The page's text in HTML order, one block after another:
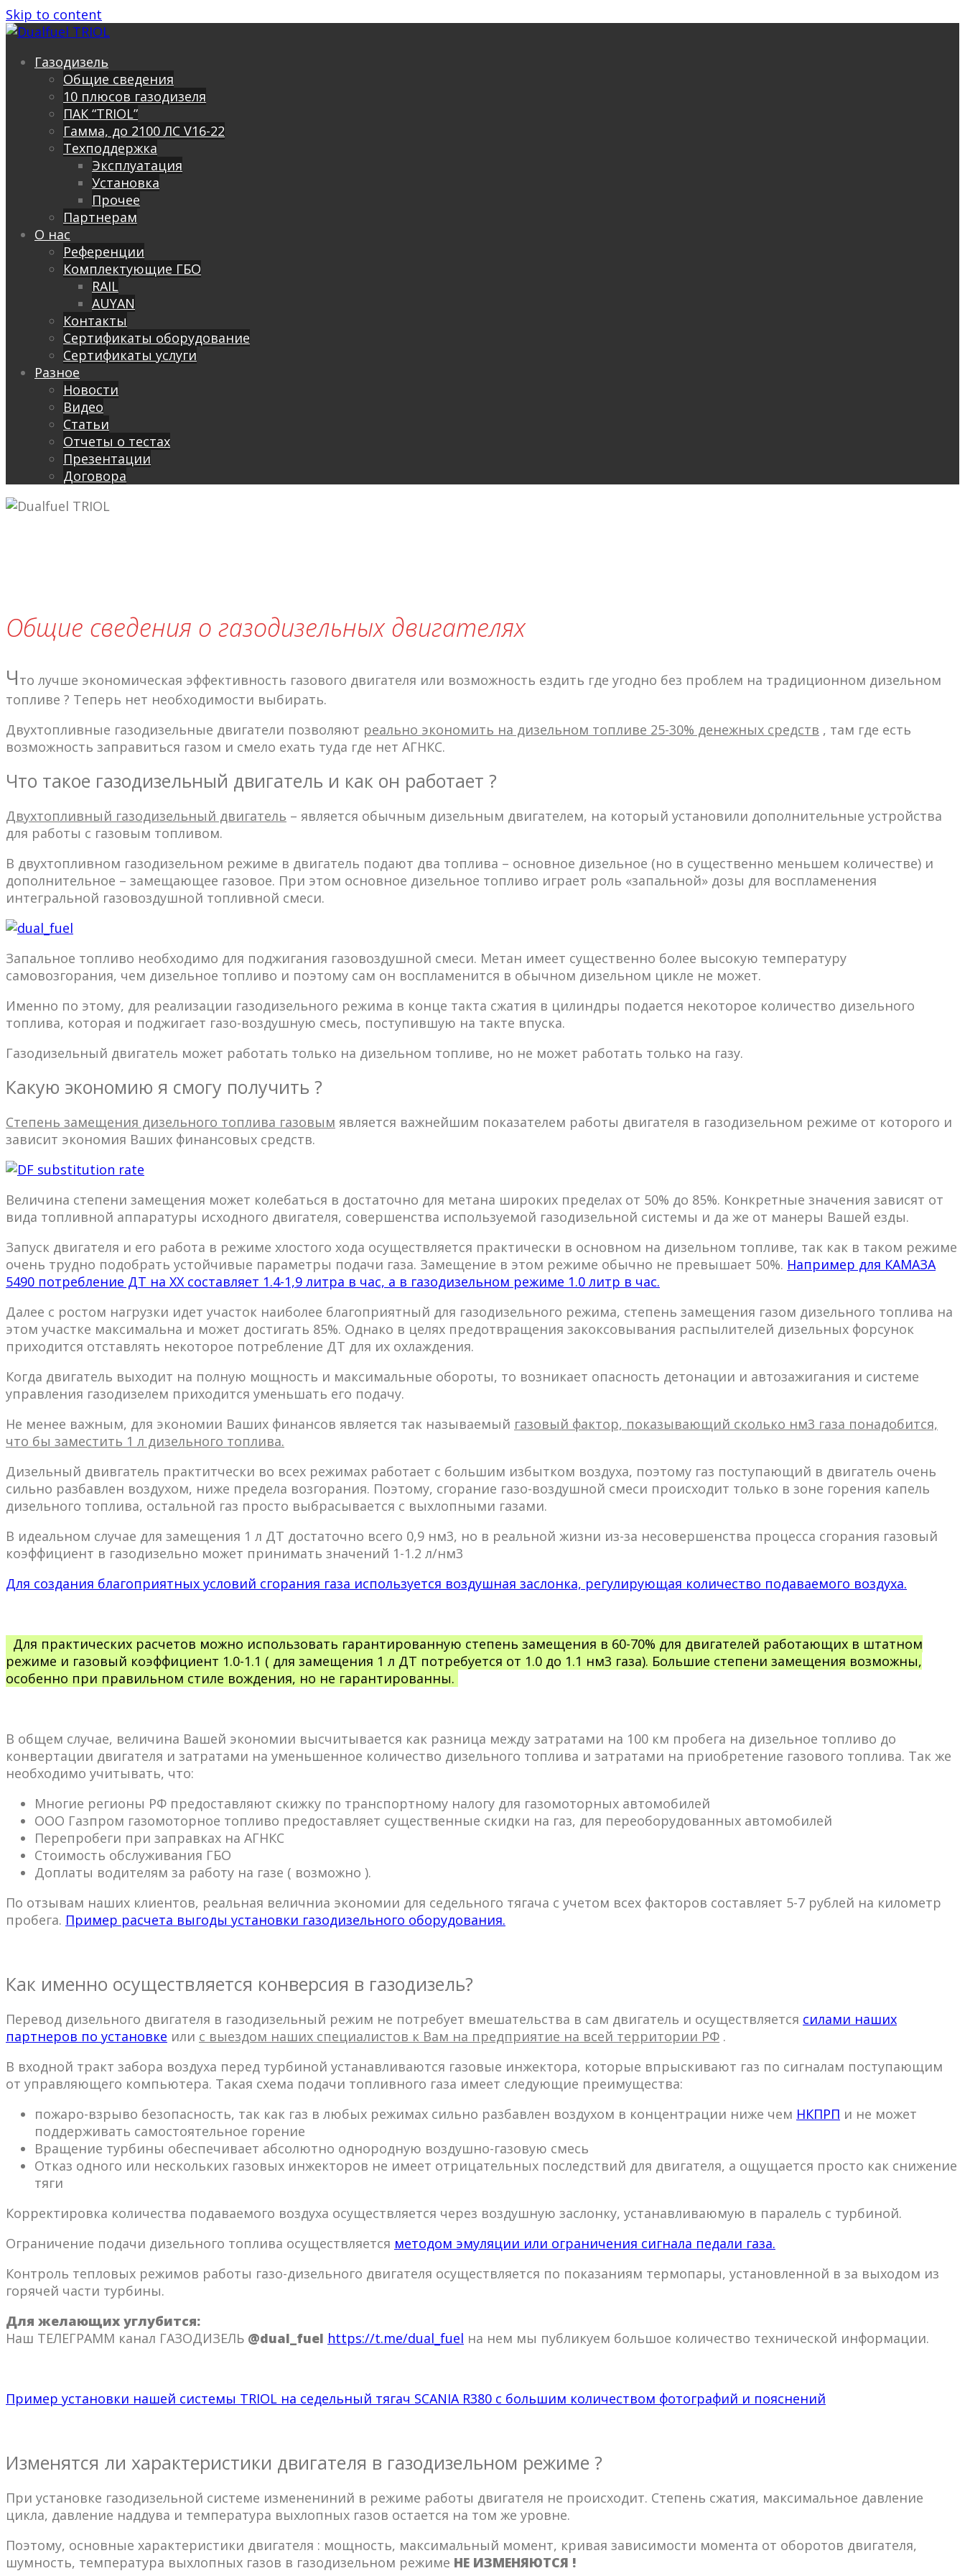
Skip to content
Газодизель
Общие сведения
10 плюсов газодизеля
ПАК “TRIOL”
Гамма, до 2100 ЛС V16-22
Техподдержка
Эксплуатация
Установка
Прочее
Партнерам
О нас
Референции
Комплектующие ГБО
RAIL
AUYAN
Контакты
Сертификаты оборудование
Сертификаты услуги
Разное
Новости
Видео
Cтатьи
Отчеты о тестах
Презентации
Договора
Общие сведения о газодизельных двигателях
Что лучше экономическая эффективность газового двигателя или возможность ездить где угодно без проблем на традиционном дизельном
топливе ? Теперь нет необходимости выбирать.
Двухтопливные газодизельные двигатели позволяют реально экономить на дизельном топливе 25-30% денежных средств , там где есть
возможность заправиться газом и смело ехать туда где нет АГНКС.
Что такое газодизельный двигатель и как он работает ?
Двухтопливный газодизельный двигатель – является обычным дизельным двигателем, на который установили дополнительные устройства
для работы с газовым топливом.
В двухтопливном газодизельном режиме в двигатель подают два топлива – основное дизельное (но в существенно меньшем количестве) и
дополнительное – замещающее газовое. При этом основное дизельное топливо играет роль «запальной» дозы для воспламенения
интегральной газовоздушной топливной смеси.
Запальное топливо необходимо для поджигания газовоздушной смеси. Метан имеет существенно более высокую температуру
самовозгорания, чем дизельное топливо и поэтому сам он воспламенится в обычном дизельном цикле не может.
Именно по этому, для реализации газодизельного режима в конце такта сжатия в цилиндры подается некоторое количество дизельного
топлива, которая и поджигает газо-воздушную смесь, поступившую на такте впуска.
Газодизельный двигатель может работать только на дизельном топливе, но не может работать только на газу.
Какую экономию я смогу получить ?
Степень замещения дизельного топлива газовым является важнейшим показателем работы двигателя в газодизельном режиме от которого и
зависит экономия Ваших финансовых средств.
Величина степени замещения может колебаться в достаточно для метана широких пределах от 50% до 85%. Конкретные значения зависят от
вида топливной аппаратуры исходного двигателя, совершенства используемой газодизельной системы и да же от манеры Вашей езды.
Запуск двигателя и его работа в режиме хлостого хода осуществляется практически в основном на дизельном топливе, так как в таком режиме
очень трудно подобрать устойчивые параметры подачи газа. Замещение в этом режиме обычно не превышает 50%. Например для КАМАЗА
5490 потребление ДТ на ХХ составляет 1.4-1,9 литра в час, а в газодизельном режиме 1.0 литр в час.
Далее с ростом нагрузки идет участок наиболее благоприятный для газодизельного режима, степень замещения газом дизельного топлива на
этом участке максимальна и может достигать 85%. Однако в целях предотвращения закоксовывания распылителей дизельных форсунок
приходится отставлять некоторое потребление ДТ для их охлаждения.
Когда двигатель выходит на полную мощность и максимальные обороты, то возникает опасность детонации и автозажигания и системе
управления газодизелем приходится уменьшать его подачу.
Не менее важным, для экономии Ваших финансов является так называемый газовый фактор, показывающий сколько нм3 газа понадобится,
что бы заместить 1 л дизельного топлива.
Дизельный двивгатель практитчески во всех режимах работает с большим избытком воздуха, поэтому газ поступающий в двигатель очень
сильно разбавлен воздухом, ниже предела возгорания. Поэтому, сгорание газо-воздушной смеси происходит только в зоне горения капель
дизельного топлива, остальной газ просто выбрасывается с выхлопными газами.
В идеальном случае для замещения 1 л ДТ достаточно всего 0,9 нм3, но в реальной жизни из-за несовершенства процесса сгорания газовый
коэффициент в газодизельно может принимать значений 1-1.2 л/нм3
Для создания благоприятных условий сгорания газа используется воздушная заслонка, регулирующая количество подаваемого воздуха.
Для практических расчетов можно использовать гарантированную степень замещения в 60-70% для двигателей работающих в штатном
режиме и газовый коэффициент 1.0-1.1 ( для замещения 1 л ДТ потребуется от 1.0 до 1.1 нм3 газа). Большие степени замещения возможны,
особенно при правильном стиле вождения, но не гарантированны.
В общем случае, величина Вашей экономии высчитывается как разница между затратами на 100 км пробега на дизельное топливо до
конвертации двигателя и затратами на уменьшенное количество дизельного топлива и затратами на приобретение газового топлива. Так же
необходимо учитывать, что:
Многие регионы РФ предоставляют скижку по транспортному налогу для газомоторных автомобилей
ООО Газпром газомоторное топливо предоставляет существенные скидки на газ, для переоборудованных автомобилей
Перепробеги при заправках на АГНКС
Стоимость обслуживания ГБО
Доплаты водителям за работу на газе ( возможно ).
По отзывам наших клиентов, реальная величниа экономии для седельного тягача с учетом всех факторов составляет 5-7 рублей на километр
пробега. Пример расчета выгоды установки газодизельного оборудования.
Как именно осуществляется конверсия в газодизель?
Перевод дизельного двигателя в газодизельный режим не потребует вмешательства в сам двигатель и осуществляется силами наших
партнеров по установке или с выездом наших специалистов к Вам на предприятие на всей территории РФ .
В входной тракт забора воздуха перед турбиной устанавливаются газовые инжектора, которые впрыскивают газ по сигналам поступающим
от управляющего компьютера. Такая схема подачи топливного газа имеет следующие преимущества:
пожаро-взрыво безопасность, так как газ в любых режимах сильно разбавлен воздухом в концентрации ниже чем НКПРП и не может
поддерживать самостоятельное горение
Вращение турбины обеспечивает абсолютно однородную воздушно-газовую смесь
Отказ одного или нескольких газовых инжекторов не имеет отрицательных последствий для двигателя, а ощущается просто как снижение
тяги
Корректировка количества подаваемого воздуха осуществляется через воздушную заслонку, устанавливаюмую в паралель с турбиной.
Ограничение подачи дизельного топлива осуществляется методом эмуляции или ограничения сигнала педали газа.
Контроль тепловых режимов работы газо-дизельного двигателя осуществляется по показаниям термопары, установленной в за выходом из
горячей части турбины.
Для желающих углубится:
Наш ТЕЛЕГРАММ канал ГАЗОДИЗЕЛЬ @dual_fuel https://t.me/dual_fuel на нем мы публикуем большое количество технической информации.
Пример установки нашей системы TRIOL на седельный тягач SCANIA R380 с большим количеством фотографий и пояснений
Изменятся ли характеристики двигателя в газодизельном режиме ?
При установке газодизельной системе изменениний в режиме работы двигателя не происходит. Степень сжатия, максимальное давление
цикла, давление наддува и температура выхлопных газов остается на том же уровне.
Поэтому, основные характеристики двигателя : мощность, максимальный момент, кривая зависимости момента от оборотов двигателя,
шумность, температура выхлопных газов в газодизельном режиме НЕ ИЗМЕНЯЮТСЯ !